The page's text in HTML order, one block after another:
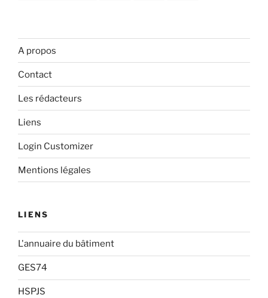
A propos
Contact
Les rédacteurs
Liens
Login Customizer
Mentions légales
LIENS
L'annuaire du bâtiment
GES74
HSPJS